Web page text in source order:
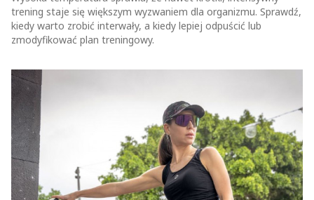
trening staje się większym wyzwaniem dla organizmu. Sprawdź,
kiedy warto zrobić interwały, a kiedy lepiej odpuścić lub
zmodyfikować plan treningowy.